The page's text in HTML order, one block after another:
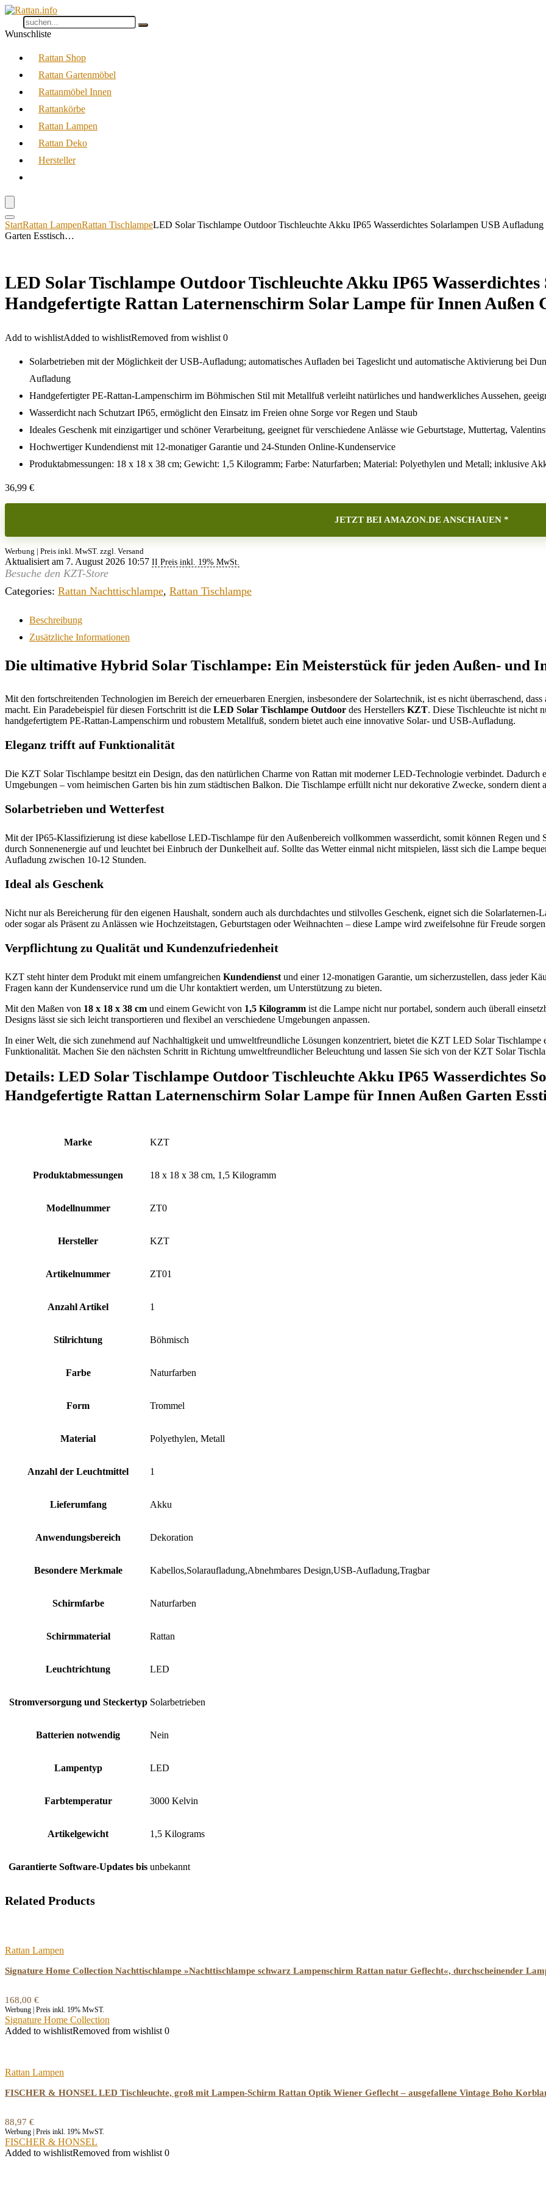
Wunschliste
Rattan Shop
Rattan Gartenmöbel
Rattanmöbel Innen
Rattankörbe
Rattan Lampen
Rattan Deko
Hersteller
StartRattan LampenRattan TischlampeLED Solar Tischlampe Outdoor Tischleuchte Akku IP65 Wasserdichtes Solarlampen USB
Garten Esstisch…
LED Solar Tischlampe Outdoor Tischleuchte Akku IP65
Handgefertigte Rattan Laternenschirm Solar Lampe für Innen Außen
Add to wishlistAdded to wishlistRemoved from wishlist 0
Solarbetrieben mit der Möglichkeit der USB-Aufladung; automatisches Aufladen bei Tageslicht und automatische Aktivierung bei
Aufladung
Handgefertigter PE-Rattan-Lampenschirm im Böhmischen Stil mit Metallfuß verleiht natürliches und handwerkliches Aussehen,
Wasserdicht nach Schutzart IP65, ermöglicht den Einsatz im Freien ohne Sorge vor Regen und Staub
Ideales Geschenk mit einzigartiger und schöner Verarbeitung, geeignet für verschiedene Anlässe wie Geburtstage, Muttertag,
Hochwertiger Kundendienst mit 12-monatiger Garantie und 24-Stunden Online-Kundenservice
Produktabmessungen: 18 x 18 x 38 cm; Gewicht: 1,5 Kilogramm; Farbe: Naturfarben; Material: Polyethylen und Metall; inklusive
36,99 €
JETZT BEI AMAZON.DE ANSCHAUEN *
Werbung | Preis inkl. MwST. zzgl. Versand
Aktualisiert am 7. August 2026 10:57 II Preis inkl. 19% MwSt.
Besuche den KZT-Store
Categories: Rattan Nachttischlampe, Rattan Tischlampe
Beschreibung
Zusätzliche Informationen
Die ultimative Hybrid Solar Tischlampe: Ein Meisterstück für jeden Außen- und
Mit den fortschreitenden Technologien im Bereich der erneuerbaren Energien, insbesondere der Solartechnik, ist es nicht überraschend,
macht. Ein Paradebeispiel für diesen Fortschritt ist die LED Solar Tischlampe Outdoor des Herstellers KZT. Diese Tischleuchte ist nicht
handgefertigtem PE-Rattan-Lampenschirm und robustem Metallfuß, sondern bietet auch eine innovative Solar- und USB-Aufladung.
Eleganz trifft auf Funktionalität
Die KZT Solar Tischlampe besitzt ein Design, das den natürlichen Charme von Rattan mit moderner LED-Technologie verbindet. Dadurch
Umgebungen – vom heimischen Garten bis hin zum städtischen Balkon. Die Tischlampe erfüllt nicht nur dekorative Zwecke, sondern dient
Solarbetrieben und Wetterfest
Mit der IP65-Klassifizierung ist diese kabellose LED-Tischlampe für den Außenbereich vollkommen wasserdicht, somit können Regen und
durch Sonnenenergie auf und leuchtet bei Einbruch der Dunkelheit auf. Sollte das Wetter einmal nicht mitspielen, lässt sich die Lampe
Aufladung zwischen 10-12 Stunden.
Ideal als Geschenk
Nicht nur als Bereicherung für den eigenen Haushalt, sondern auch als durchdachtes und stilvolles Geschenk, eignet sich die
oder sogar als Präsent zu Anlässen wie Hochzeitstagen, Geburtstagen oder Weihnachten – diese Lampe wird zweifelsohne für Freude
Verpflichtung zu Qualität und Kundenzufriedenheit
KZT steht hinter dem Produkt mit einem umfangreichen Kundendienst und einer 12-monatigen Garantie, um sicherzustellen, dass jeder
Fragen kann der Kundenservice rund um die Uhr kontaktiert werden, um Unterstützung zu bieten.
Mit den Maßen von 18 x 18 x 38 cm und einem Gewicht von 1,5 Kilogramm ist die Lampe nicht nur portabel, sondern auch überall
Designs lässt sie sich leicht transportieren und flexibel an verschiedene Umgebungen anpassen.
In einer Welt, die sich zunehmend auf Nachhaltigkeit und umweltfreundliche Lösungen konzentriert, bietet die KZT LED Solar
Funktionalität. Machen Sie den nächsten Schritt in Richtung umweltfreundlicher Beleuchtung und lassen Sie sich von der KZT Solar
Details: LED Solar Tischlampe Outdoor Tischleuchte Akku IP65 Wasserdichtes
Handgefertigte Rattan Laternenschirm Solar Lampe für Innen Außen Garten
Marke ‎KZT
Produktabmessungen ‎18 x 18 x 38 cm, 1,5 Kilogramm
Modellnummer ‎ZT0
Hersteller ‎KZT
Artikelnummer ‎ZT01
Anzahl Artikel ‎1
Stilrichtung ‎Böhmisch
Farbe ‎Naturfarben
Form ‎Trommel
Material ‎Polyethylen, Metall
Anzahl der Leuchtmittel ‎1
Lieferumfang ‎Akku
Anwendungsbereich ‎Dekoration
Besondere Merkmale ‎Kabellos,Solaraufladung,Abnehmbares Design,USB-Aufladung,Tragbar
Schirmfarbe ‎Naturfarben
Schirmmaterial ‎Rattan
Leuchtrichtung ‎LED
Stromversorgung und Steckertyp ‎Solarbetrieben
Batterien notwendig ‎Nein
Lampentyp ‎LED
Farbtemperatur ‎3000 Kelvin
Artikelgewicht ‎1,5 Kilograms
Garantierte Software-Updates bis ‎unbekannt
Related Products
Rattan Lampen
Signature Home Collection Nachttischlampe »Nachttischlampe schwarz Lampenschirm Rattan natur Geflecht«, durchscheinender
168,00 €
Werbung | Preis inkl. 19% MwST.
Signature Home Collection
Added to wishlistRemoved from wishlist 0
Rattan Lampen
FISCHER & HONSEL LED Tischleuchte, groß mit Lampen-Schirm Rattan Optik Wiener Geflecht – ausgefallene Vintage Boho
88,97 €
Werbung | Preis inkl. 19% MwST.
FISCHER & HONSEL
Added to wishlistRemoved from wishlist 0